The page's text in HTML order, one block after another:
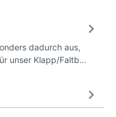
dadurch aus,
unser Klapp/Faltb…